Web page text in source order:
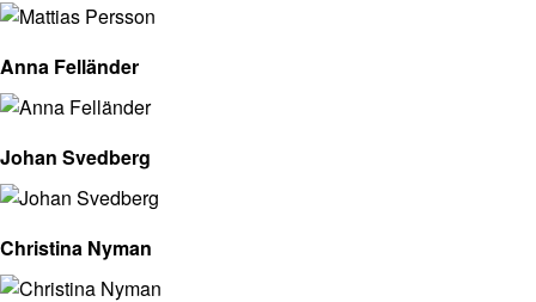
Anna Felländer
Johan Svedberg
Christina Nyman